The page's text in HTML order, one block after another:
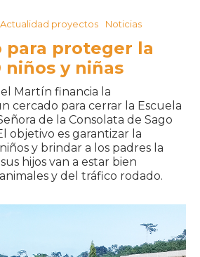
Actualidad proyectos Noticias
para proteger la
niños y niñas
Martín financia la
cercado para cerrar la Escuela
de la Consolata de Sago
objetivo es garantizar la
y brindar a los padres la
hijos van a estar bien
y del tráfico rodado.